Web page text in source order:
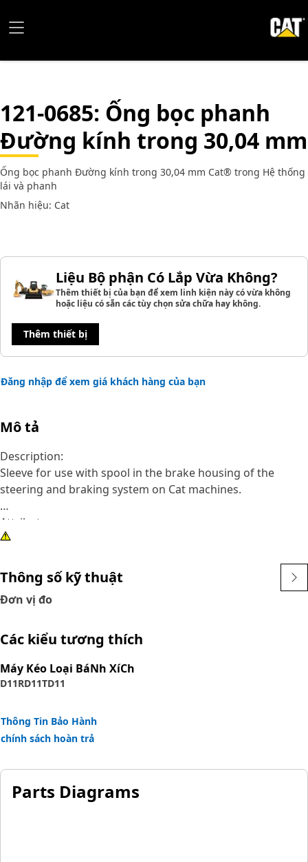
121-0685: Ống bọc phanh
Đường kính trong 30,04 mm
Ống bọc phanh Đường kính trong 30,04 mm Cat® trong Hệ thống
lái và phanh
Nhãn hiệu: Cat
Liệu Bộ phận Có Lắp Vừa Không?
Thêm thiết bị của bạn để xem linh kiện này có vừa không
hoặc liệu có sẵn các tùy chọn sửa chữa hay không.
Thêm thiết bị
Đăng nhập để xem giá khách hàng của bạn
Mô tả
Description:
Sleeve for use with spool in the brake housing of the
steering and braking system on Cat machines.
Attributes:
• Material: Steel
• Outside Diameter: 37.845 mm(1.4899 in)
Application:
Dealer for more information.
Thông số kỹ thuật
Đơn vị đo
Các kiểu tương thích
Máy Kéo Loại BáNh XíCh
D11RD11TD11
Thông Tin Bảo Hành
chính sách hoàn trả
Parts Diagrams